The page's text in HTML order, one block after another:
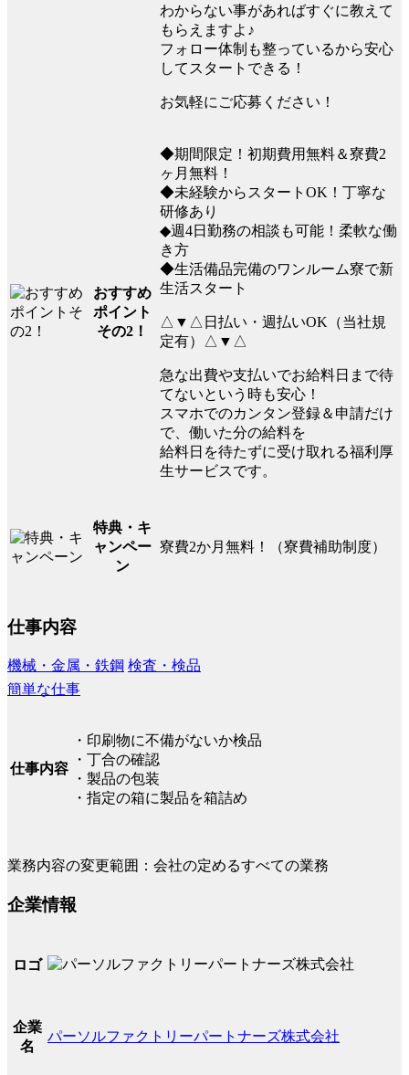
わからない事があればすぐに教えて
もらえますよ♪
フォロー体制も整っているから安心
してスタートできる！
お気軽にご応募ください！
おすすめ
ポイント
その2！
◆期間限定！初期費用無料＆寮費2
ヶ月無料！
◆未経験からスタートOK！丁寧な
研修あり
◆週4日勤務の相談も可能！柔軟な働
き方
◆生活備品完備のワンルーム寮で新
生活スタート
△▼△日払い・週払いOK（当社規
定有）△▼△
急な出費や支払いでお給料日まで待
てないという時も安心！
スマホでのカンタン登録＆申請だけ
で、働いた分の給料を
給料日を待たずに受け取れる福利厚
生サービスです。
特典・キ
ャンペー
ン
寮費2か月無料！（寮費補助制度）
仕事内容
機械・金属・鉄鋼 検査・検品
簡単な仕事
仕事内容
・印刷物に不備がないか検品
・丁合の確認
・製品の包装
・指定の箱に製品を箱詰め
業務内容の変更範囲：会社の定めるすべての業務
企業情報
ロゴ
企業
名
パーソルファクトリーパートナーズ株式会社